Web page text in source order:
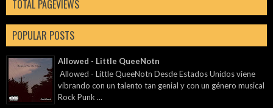
TOTAL PAGEVIEWS
POPULAR POSTS
Allowed - Little QueeNotn
Allowed - Little QueeNotn Desde Estados Unidos viene
vibrando con un talento tan genial y con un género musical
Rock Punk ...